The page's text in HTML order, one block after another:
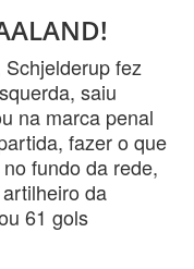
fez
saiu
na marca penal
fazer o que
fundo da rede,
da
61 gols